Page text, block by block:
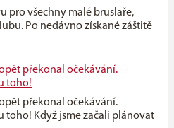
pro všechny malé bruslaře,
Po nedávno získané záštitě
překonal očekávání.
toho!
překonal očekávání.
toho! Když jsme začali plánovat